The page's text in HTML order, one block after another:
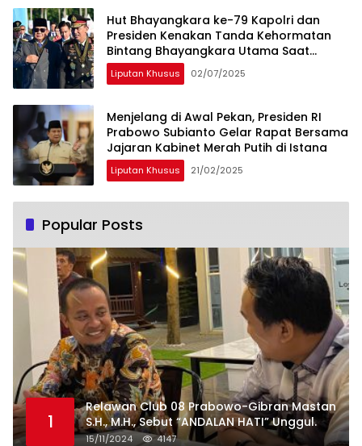
Hut Bhayangkara ke-79 Kapolri dan
Presiden Kenakan Tanda Kehormatan
Bintang Bhayangkara Utama Saat
Pimpin Upacara
Liputan Khusus 02/07/2025
Menjelang di Awal Pekan, Presiden RI
Prabowo Subianto Gelar Rapat Bersama
Jajaran Kabinet Merah Putih di Istana
Liputan Khusus 21/02/2025
Popular Posts
1
Relawan Club 08 Prabowo-Gibran Mastan
S.H., M.H., Sebut “ANDALAN HATI” Unggul.
15/11/2024 4147